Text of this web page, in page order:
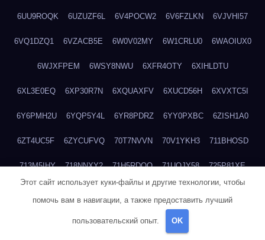
6UU9ROQK 6UZUZF6L 6V4POCW2 6V6FZLKN 6VJVHI57
6VQ1DZQ1 6VZACB5E 6W0V02MY 6W1CRLU0 6WAOIUX0
6WJXFPEM 6WSY8NWU 6XFR4OTY 6XIHLDTU
6XL3E0EQ 6XP30R7N 6XQUAXFV 6XUCD56H 6XVXTC5I
6Y6PMH2U 6YQP5Y4L 6YR8PDRZ 6YY0PXBC 6ZISH1A0
6ZT4UC5F 6ZYCUFVQ 70T7NVVN 70V1YKH3 711BHOSD
713M5IHY 718NNXY2 71H5RDOO 71UQJY58 725P81XE
Этот сайт использует куки-файлы и другие технологии, чтобы
помочь вам в навигации, а также предоставить лучший
пользовательский опыт. OK